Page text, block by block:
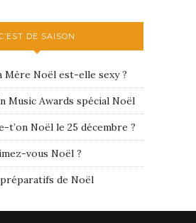
DE SAISON
Mère Noël est-elle sexy ?
Music Awards spécial Noël
t’on Noël le 25 décembre ?
vous Noël ?
de Noël